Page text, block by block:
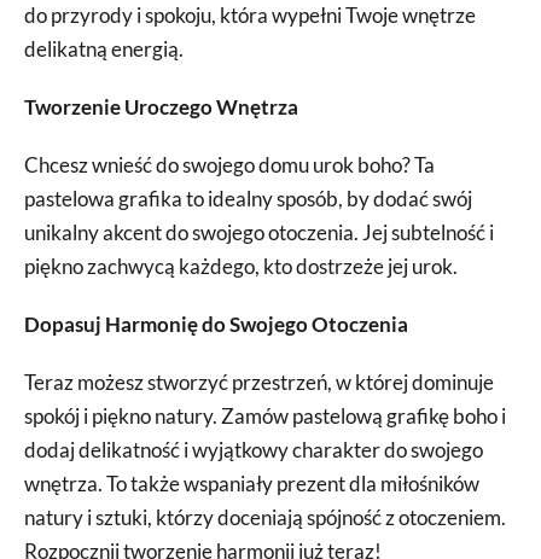
do przyrody i spokoju, która wypełni Twoje wnętrze
delikatną energią.
Tworzenie Uroczego Wnętrza
Chcesz wnieść do swojego domu urok boho? Ta
pastelowa grafika to idealny sposób, by dodać swój
unikalny akcent do swojego otoczenia. Jej subtelność i
piękno zachwycą każdego, kto dostrzeże jej urok.
Dopasuj Harmonię do Swojego Otoczenia
Teraz możesz stworzyć przestrzeń, w której dominuje
spokój i piękno natury. Zamów pastelową grafikę boho i
dodaj delikatność i wyjątkowy charakter do swojego
wnętrza. To także wspaniały prezent dla miłośników
natury i sztuki, którzy doceniają spójność z otoczeniem.
Rozpocznij tworzenie harmonii już teraz!